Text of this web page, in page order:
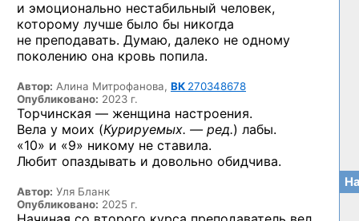
и эмоционально нестабильный человек,
которому лучше было бы никогда
не преподавать. Думаю, далеко не одному
поколению она кровь попила.
Автор: Алина Митрофанова, ВК 270348678
Опубликовано: 2023 г.
Торчинская — женщина настроения.
Вела у моих (Курируемых. — ред.) лабы.
«10» и «9» никому не ставила.
Любит опаздывать и довольно обидчива.
Автор: Уля Бланк
Опубликовано: 2025 г.